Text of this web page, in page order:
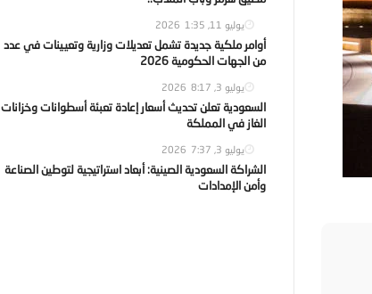
يوليو 11, 2026 1:35
أوامر ملكية جديدة تشمل تعديلات وزارية وتعيينات في عدد
من الجهات الحكومية 2026
يوليو 3, 2026 8:17
السعودية تعلن تحديث أسعار إعادة تعبئة أسطوانات وخزانات
الغاز في المملكة
يوليو 3, 2026 7:37
الشراكة السعودية الصينية: أبعاد استراتيجية لتوطين الصناعة
وأمن الإمدادات